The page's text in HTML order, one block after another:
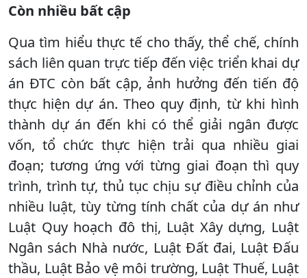
Còn nhiều bất cập
Qua tìm hiểu thực tế cho thấy, thể chế, chính
sách liên quan trực tiếp đến việc triển khai dự
án ĐTC còn bất cập, ảnh hưởng đến tiến độ
thực hiện dự án. Theo quy định, từ khi hình
thành dự án đến khi có thể giải ngân được
vốn, tổ chức thực hiện trải qua nhiều giai
đoạn; tương ứng với từng giai đoạn thì quy
trình, trình tự, thủ tục chịu sự điều chỉnh của
nhiều luật, tùy từng tính chất của dự án như
Luật Quy hoạch đô thị, Luật Xây dựng, Luật
Ngân sách Nhà nước, Luật Đất đai, Luật Đấu
thầu, Luật Bảo vệ môi trường, Luật Thuế, Luật